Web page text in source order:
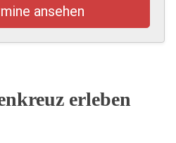
ansehen
erleben